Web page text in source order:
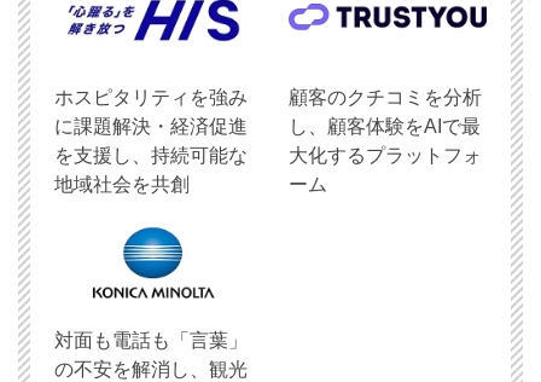
ホスピタリティを強み
に課題解決・経済促進
を支援し、持続可能な
地域社会を共創
顧客のクチコミを分析
し、顧客体験をAIで最
大化するプラットフォ
ーム
対面も電話も「言葉」
の不安を解消し、観光